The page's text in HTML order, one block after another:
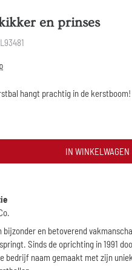
en prinses
hangt prachtig in de kerstboom!
IN WINKELWAGEN
bijzonder en betoverend
Sinds de oprichting in 1991
bedrijf naam gemaakt met zijn